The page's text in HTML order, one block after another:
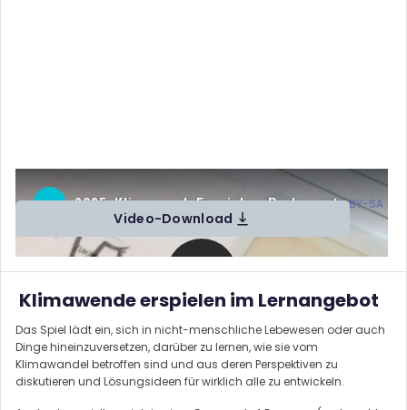
Trailer Klimawende erspielen: Ein Parlament sämtlicher Wesen und
Unwesen (CC BY-SA
Video-Download
Klimawende erspielen im Lernangebot
Das Spiel lädt ein, sich in nicht-menschliche Lebewesen oder auch
Dinge hineinzuversetzen, darüber zu lernen, wie sie vom
Klimawandel betroffen sind und aus deren Perspektiven zu
diskutieren und Lösungsideen für wirklich alle zu entwickeln.